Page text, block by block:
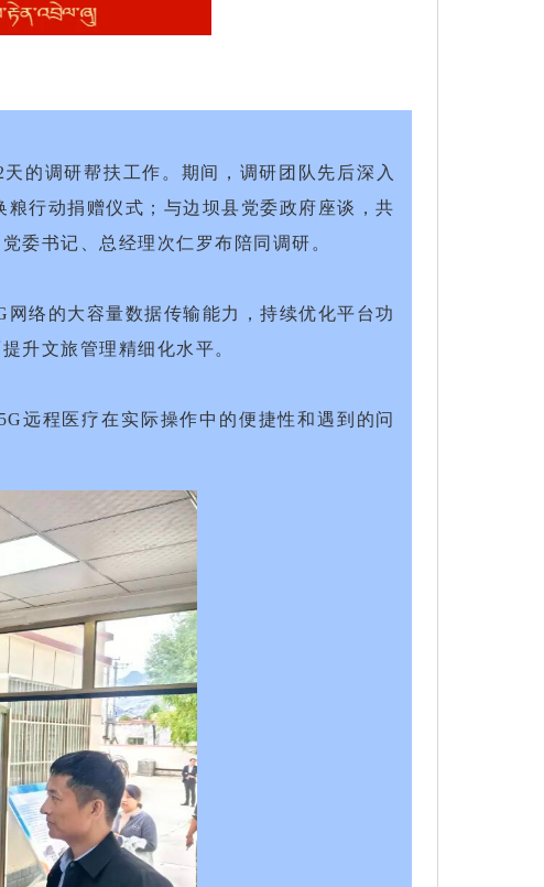
的调研帮扶工作。期间，调研团队先后深入
行动捐赠仪式；与边坝县党委政府座谈，共
委书记、总经理次仁罗布陪同调研。
络的大容量数据传输能力，持续优化平台功
升文旅管理精细化水平。
远程医疗在实际操作中的便捷性和遇到的问